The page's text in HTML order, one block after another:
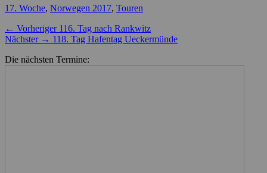
Kategorien
17. Woche, Norwegen 2017, Touren
Beitragsnavigation
← Vorheriger Vorheriger
Beitrag:
116. Tag nach Rankwitz
Nächster → Nächster
118. Tag Hafentag Ueckermünde
Die nächsten Termine: